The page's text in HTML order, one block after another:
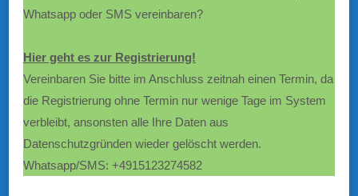
Whatsapp oder SMS vereinbaren?
Hier geht es zur Registrierung!
Vereinbaren Sie bitte im Anschluss zeitnah einen Termin, da
die Registrierung ohne Termin nur wenige Tage im System
verbleibt, ansonsten alle Ihre Daten aus
Datenschutzgründen wieder gelöscht werden.
Whatsapp/SMS: +4915123274582